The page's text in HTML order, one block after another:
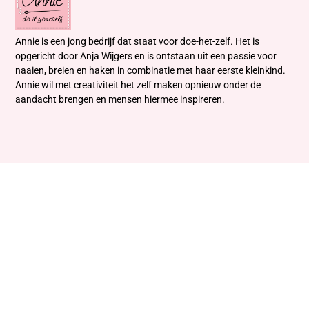
Annie is een jong bedrijf dat staat voor doe-het-zelf. Het is
opgericht door Anja Wijgers en is ontstaan uit een passie voor
naaien, breien en haken in combinatie met haar eerste kleinkind.
Annie wil met creativiteit het zelf maken opnieuw onder de
aandacht brengen en mensen hiermee inspireren.